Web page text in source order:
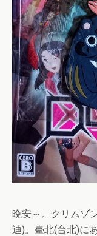
晩安～。クリムゾ
迪)。臺北(台北)に